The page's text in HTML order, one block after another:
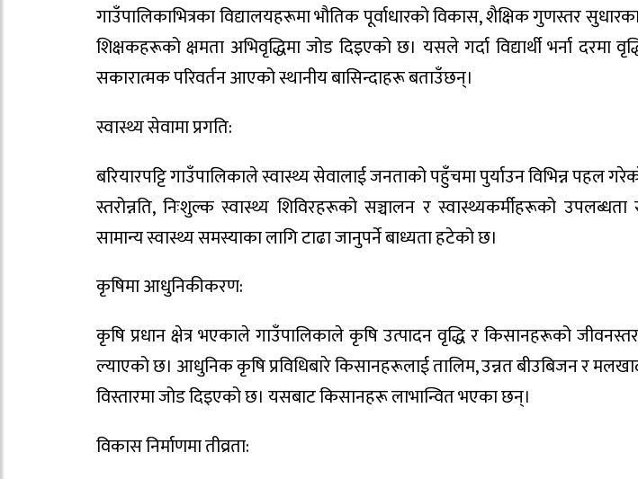
गाउँपालिकाभित्रका विद्यालयहरूमा भौतिक पूर्वाधारको विकास, शैक्षिक गुणस्तर
शिक्षकहरूको क्षमता अभिवृद्धिमा जोड दिइएको छ। यसले गर्दा विद्यार्थी भर्ना दरमा
सकारात्मक परिवर्तन आएको स्थानीय बासिन्दाहरू बताउँछन्।
स्वास्थ्य सेवामा प्रगति:
बरियारपट्टि गाउँपालिकाले स्वास्थ्य सेवालाई जनताको पहुँचमा पुर्याउन विभिन्न पहल
स्तरोन्नति, निःशुल्क स्वास्थ्य शिविरहरूको सञ्चालन र स्वास्थ्यकर्मीहरूको
सामान्य स्वास्थ्य समस्याका लागि टाढा जानुपर्ने बाध्यता हटेको छ।
कृषिमा आधुनिकीकरण:
कृषि प्रधान क्षेत्र भएकाले गाउँपालिकाले कृषि उत्पादन वृद्धि र किसानहरूको
ल्याएको छ। आधुनिक कृषि प्रविधिबारे किसानहरूलाई तालिम, उन्नत बीउबिजन र
विस्तारमा जोड दिइएको छ। यसबाट किसानहरू लाभान्वित भएका छन्।
विकास निर्माणमा तीव्रता: